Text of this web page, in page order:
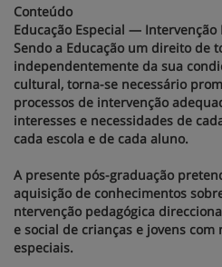
Conteúdo
Educação Especial — Intervenção
Sendo a Educação um direito de
independentemente da sua
cultural, torna-se necessário
processos de intervenção
interesses e necessidades de
cada escola e de cada aluno.
A presente pós-graduação
aquisição de conhecimentos
ntervenção pedagógica
e social de crianças e jovens
especiais.